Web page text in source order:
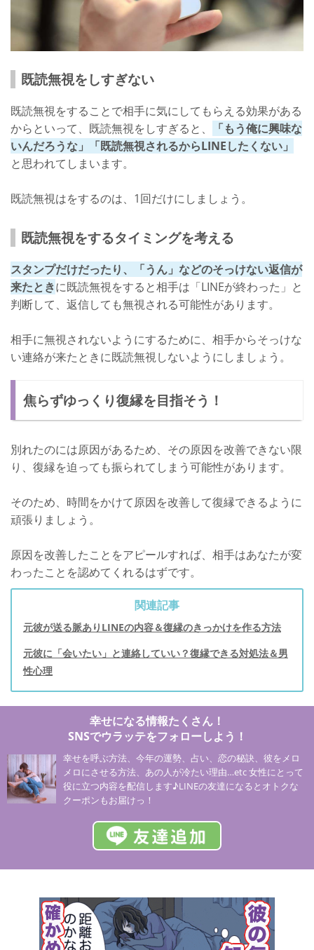
既読無視をしすぎない
既読無視をすることで相手に気にしてもらえる効果がある
からといって、既読無視をしすぎると、
「もう俺に興味な
いんだろうな」「既読無視されるからLINEしたくない」
と思われてしまいます。
既読無視はをするのは、1回だけにしましょう。
既読無視をするタイミングを考える
スタンプだけだったり、「うん」などのそっけない返信が
来たときに既読無視をすると相手は「LINEが終わった」と
判断して、返信しても無視される可能性があります。
相手に無視されないようにするために、相手からそっけな
い連絡が来たときに既読無視しないようにしましょう。
焦らずゆっくり復縁を目指そう！
別れたのには原因があるため、その原因を改善できない限
り、復縁を迫っても振られてしまう可能性があります。
そのため、時間をかけて原因を改善して復縁できるように
頑張りましょう。
原因を改善したことをアピールすれば、相手はあなたが変
わったことを認めてくれるはずです。
関連記事
元彼が送る脈ありLINEの内容＆復縁のきっかけを作る方法
元彼に「会いたい」と連絡していい？復縁できる対処法＆男
性心理
幸せになる情報たくさん！
SNSでウラッテをフォローしよう！
幸せを呼ぶ方法、今年の運勢、占い、恋の秘訣、彼をメロ
メロにさせる方法、あの人が冷たい理由…etc 女性にとって
役に立つ内容を配信します♪LINEの友達になるとオトクな
クーポンもお届けっ！